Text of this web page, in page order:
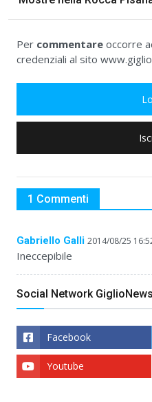
Per commentare occorre
credenziali al sito
1 Commenti
Gabriello Galli 2014/08/25
Ineccepibile
Social Network GiglioNews
Facebook
Youtube